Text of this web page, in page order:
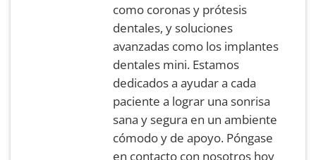
como coronas y prótesis
dentales, y soluciones
avanzadas como los implantes
dentales mini. Estamos
dedicados a ayudar a cada
paciente a lograr una sonrisa
sana y segura en un ambiente
cómodo y de apoyo. Póngase
en contacto con nosotros hoy